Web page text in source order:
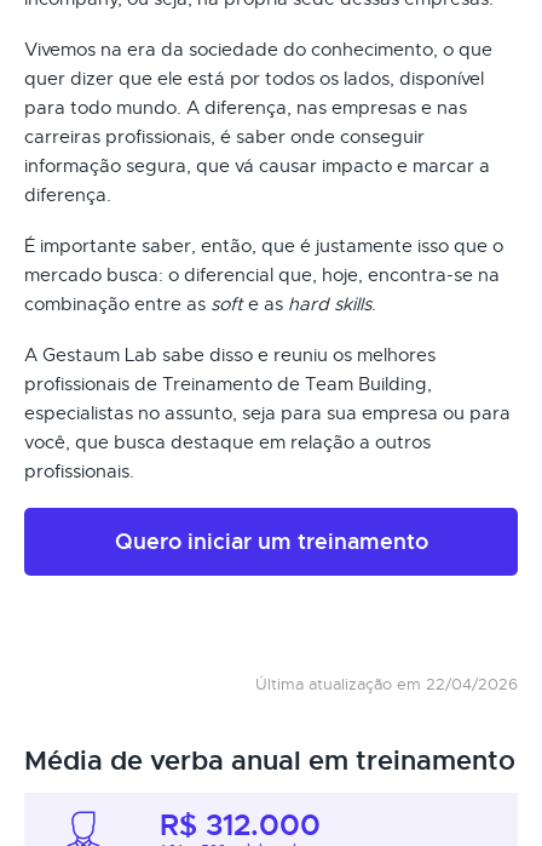
Vivemos na era da sociedade do conhecimento, o que
quer dizer que ele está por todos os lados, disponível
para todo mundo. A diferença, nas empresas e nas
carreiras profissionais, é saber onde conseguir
informação segura, que vá causar impacto e marcar a
diferença.
É importante saber, então, que é justamente isso que o
mercado busca: o diferencial que, hoje, encontra-se na
combinação entre as softe as hard skills.
A Gestaum Lab sabe disso e reuniu os melhores
profissionais de Treinamento de Team Building,
especialistas no assunto, seja para sua empresa ou para
você, que busca destaque em relação a outros
profissionais.
Quero iniciar um treinamento
Última atualização em 22/04/2026
Média de verba anual em treinamento
R$ 312.000